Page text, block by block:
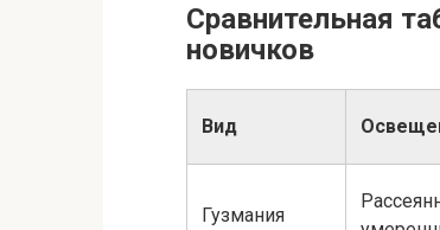
Сравнительная
новичков
Вид
Гузмания